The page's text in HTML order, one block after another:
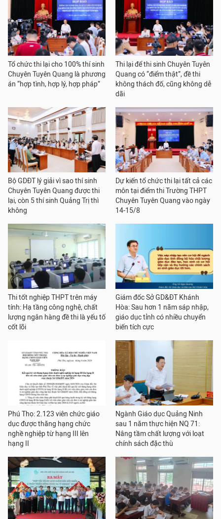
Tổ chức thi lại cho 100% thí sinh
Chuyên Tuyên Quang là phương
án “hợp tình, hợp lý, hợp pháp”
Thi lại để thi sinh Chuyên Tuyên
Quang có “điểm thật”, đề thi
không thách đố, cũng không dễ
dãi
Bộ GDĐT lý giải vì sao thí sinh
Chuyên Tuyên Quang được thi
lại, còn 5 thí sinh Quảng Trị thì
không
Dự kiến tổ chức thi lại tất cả các
môn tại điểm thi Trường THPT
Chuyên Tuyên Quang vào ngày
14-15/8
Thi tốt nghiệp THPT trên máy
tính: Hạ tầng công nghệ, chất
lượng ngân hàng đề thi là yếu tố
cốt lõi
Giám đốc Sở GD&ĐT Khánh
Hòa: Sau hơn 1 năm sáp nhập,
giáo dục tỉnh có nhiều chuyển
biến tích cực
Phú Thọ: 2.123 viên chức giáo
dục được thăng hạng chức
nghề nghiệp từ hạng III lên
hạng II
Ngành Giáo dục Quảng Ninh
sau 1 năm thực hiện NQ 71:
Nâng tầm chất lượng với loạt
chính sách đặc thù